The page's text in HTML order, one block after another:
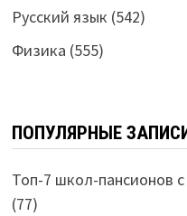
Русский язык (542)
Физика (555)
ПОПУЛЯРНЫЕ
Топ-7 школ-пансионов
(77)